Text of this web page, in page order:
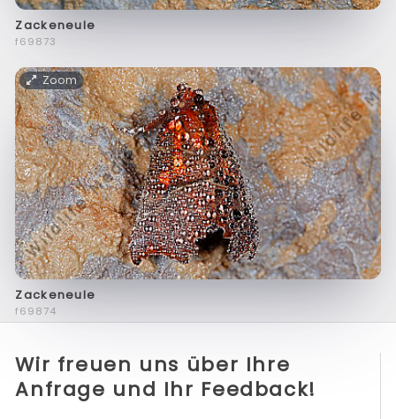
Zackeneule
f69873
Zoom
Zackeneule
f69874
Wir freuen uns über Ihre
Anfrage und Ihr Feedback!